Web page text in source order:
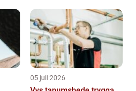
05 juli 2026